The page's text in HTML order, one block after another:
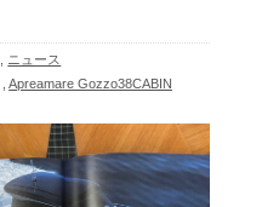
ニュース
,Apreamare Gozzo38CABIN